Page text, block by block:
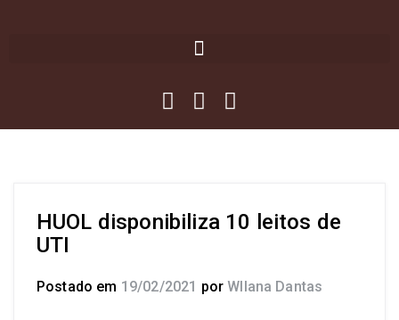
HUOL disponibiliza 10 leitos de
UTI
Postado em 19/02/2021 por Wllana Dantas